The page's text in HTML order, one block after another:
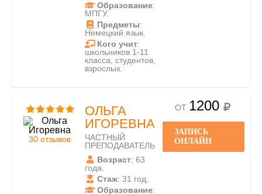
Образование:
МПГУ.
Предметы:
Немецкий язык.
Кого учит:
школьников 1-11
класса, студентов,
взрослых.
30 отзывов
ОЛЬГА
ИГОРЕВНА
ЧАСТНЫЙ
ПРЕПОДАВАТЕЛЬ
Возраст: 63
года.
Стаж: 31 год.
Образование:
ОТ 1200
ЗАПИСЬ
ОНЛАЙН